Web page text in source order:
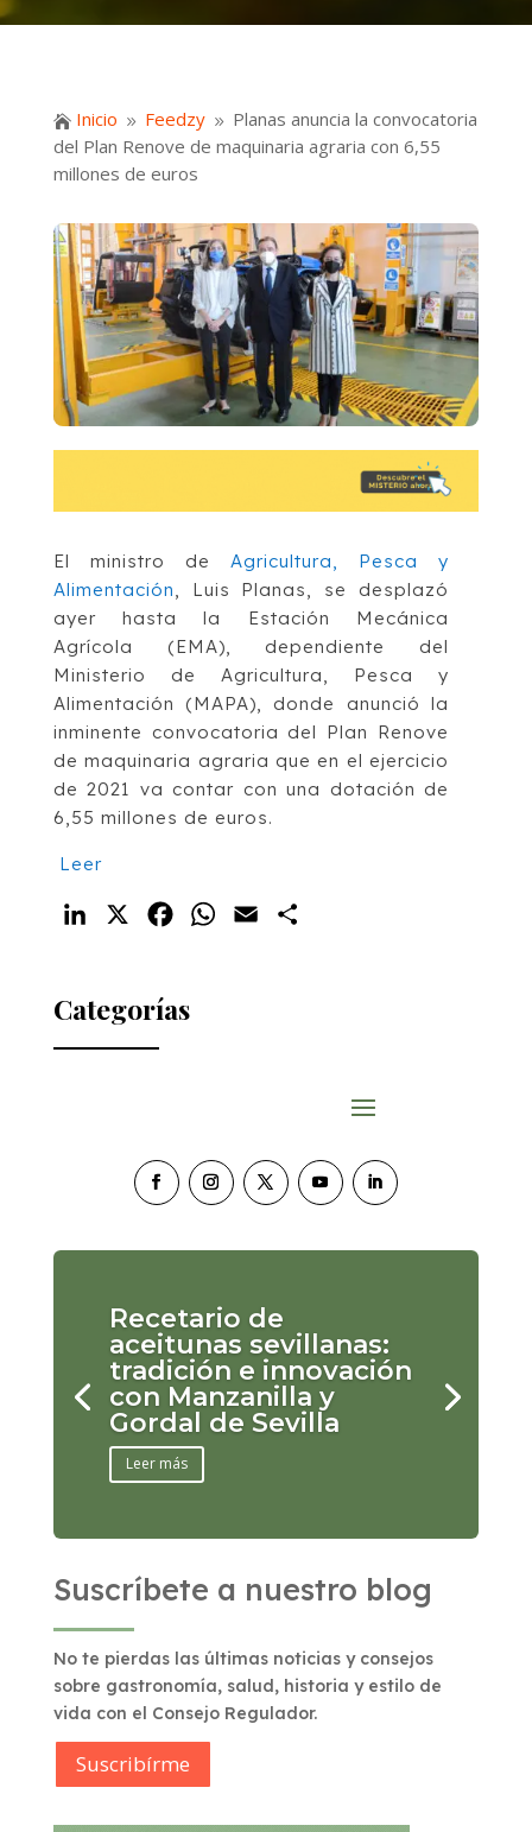
 Inicio 9 Feedzy 9 Planas anuncia la convocatoria
del Plan Renove de maquinaria agraria con 6,55
millones de euros
El ministro deAgricultura, Pesca y
Alimentación, Luis Planas, se desplazó
ayer hasta la Estación Mecánica
Agrícola (EMA), dependiente del
Ministerio de Agricultura, Pesca y
Alimentación (MAPA), donde anunció la
inminente convocatoria del Plan Renove
de maquinaria agraria que en el ejercicio
de 2021 va contar con una dotación de
6,55 millones de euros.
Leer
LinkedIn FacebookWhatsApp
Email
Categorías
Recetario de
aceitunas sevillanas:
tradición e innovación
con Manzanilla y
Gordal de Sevilla
Leer más
Suscríbete a nuestro blog
No te pierdas las últimas noticias y consejos
sobre gastronomía, salud, historia y estilo de
vida con el Consejo Regulador.
Suscribírme